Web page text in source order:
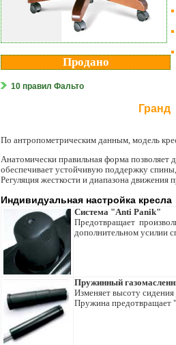
Продано
10 правил Фальто
Гранд
По антропометрическим данным, модель
Анатомически правильная форма позволяет
обеспечивает устойчивую поддержку
Регуляция жесткости и диапазона движения
Индивидуальная настройка кресла
Система "Anti Panik"
Предотвращает
дополнительном усилии
Пружинный
Изменяет высоту сидения
Пружина предотвращает